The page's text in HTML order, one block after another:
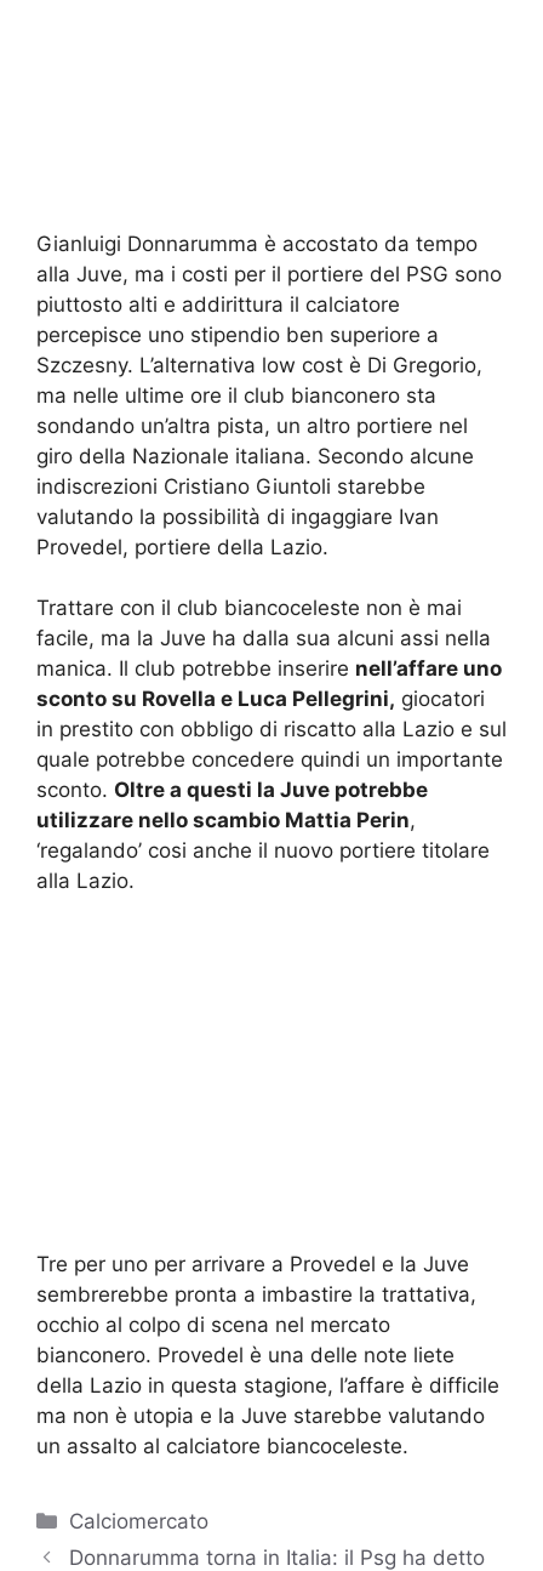
Gianluigi Donnarumma è accostato da tempo
alla Juve, ma i costi per il portiere del PSG sono
piuttosto alti e addirittura il calciatore
percepisce uno stipendio ben superiore a
Szczesny. L’alternativa low cost è Di Gregorio,
ma nelle ultime ore il club bianconero sta
sondando un’altra pista, un altro portiere nel
giro della Nazionale italiana. Secondo alcune
indiscrezioni Cristiano Giuntoli starebbe
valutando la possibilità di ingaggiare Ivan
Provedel, portiere della Lazio.
Trattare con il club biancoceleste non è mai
facile, ma la Juve ha dalla sua alcuni assi nella
manica. Il club potrebbe inserire nell’affare uno
sconto su Rovella e Luca Pellegrini, giocatori
in prestito con obbligo di riscatto alla Lazio e sul
quale potrebbe concedere quindi un importante
sconto. Oltre a questi la Juve potrebbe
utilizzare nello scambio Mattia Perin,
‘regalando’ cosi anche il nuovo portiere titolare
alla Lazio.
Tre per uno per arrivare a Provedel e la Juve
sembrerebbe pronta a imbastire la trattativa,
occhio al colpo di scena nel mercato
bianconero. Provedel è una delle note liete
della Lazio in questa stagione, l’affare è difficile
ma non è utopia e la Juve starebbe valutando
un assalto al calciatore biancoceleste.
Categorie
Calciomercato
Donnarumma torna in Italia: il Psg ha detto